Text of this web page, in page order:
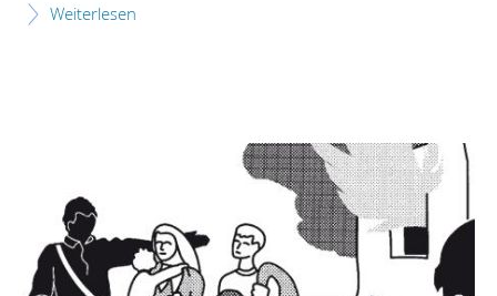
Weiterlesen